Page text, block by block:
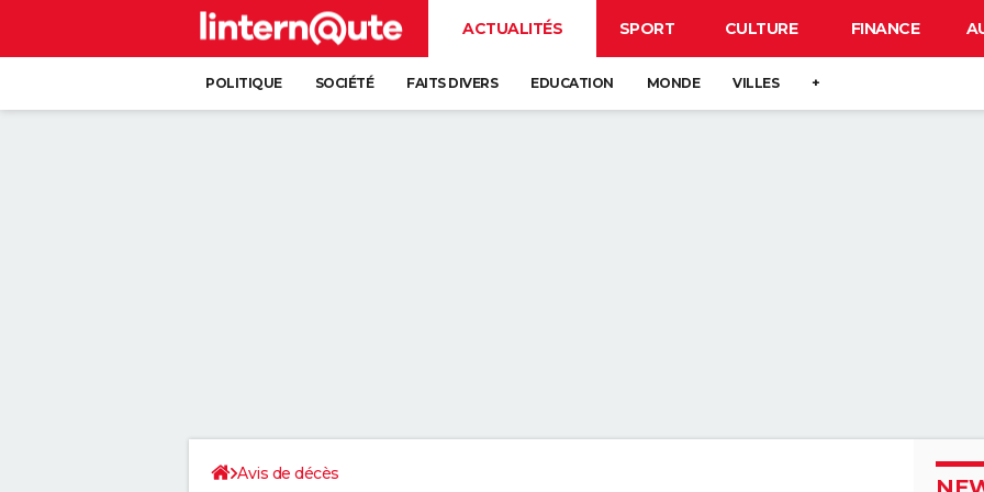
ACTUALITÉS SPORT CULTURE FINANCE
POLITIQUE SOCIÉTÉ FAITS DIVERS EDUCATION MONDE VILLES +
Avis de décès